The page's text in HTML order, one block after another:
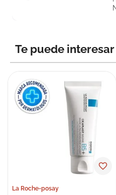
Te puede interesar
La Roche-posay